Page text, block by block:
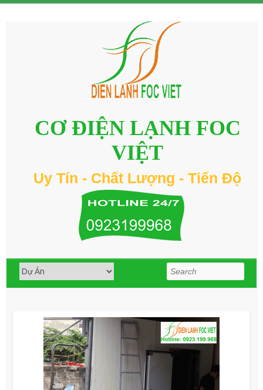
CƠ ĐIỆN LẠNH FOC
VIỆT
Uy Tín - Chất Lượng - Tiến Độ
Search